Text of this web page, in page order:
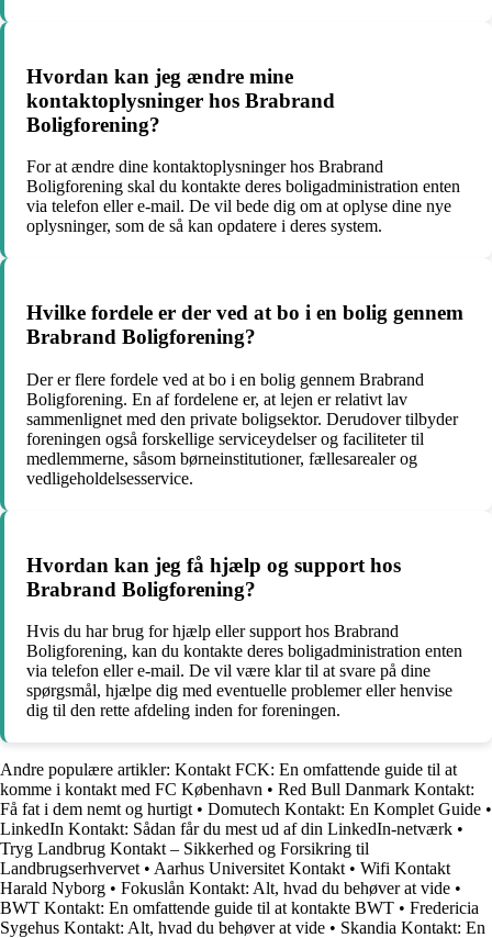
Hvordan kan jeg ændre mine
kontaktoplysninger hos Brabrand
Boligforening?
For at ændre dine kontaktoplysninger hos Brabrand
Boligforening skal du kontakte deres boligadministration enten
via telefon eller e-mail. De vil bede dig om at oplyse dine nye
oplysninger, som de så kan opdatere i deres system.
Hvilke fordele er der ved at bo i en bolig gennem
Brabrand Boligforening?
Der er flere fordele ved at bo i en bolig gennem Brabrand
Boligforening. En af fordelene er, at lejen er relativt lav
sammenlignet med den private boligsektor. Derudover tilbyder
foreningen også forskellige serviceydelser og faciliteter til
medlemmerne, såsom børneinstitutioner, fællesarealer og
vedligeholdelsesservice.
Hvordan kan jeg få hjælp og support hos
Brabrand Boligforening?
Hvis du har brug for hjælp eller support hos Brabrand
Boligforening, kan du kontakte deres boligadministration enten
via telefon eller e-mail. De vil være klar til at svare på dine
spørgsmål, hjælpe dig med eventuelle problemer eller henvise
dig til den rette afdeling inden for foreningen.
Andre populære artikler: Kontakt FCK: En omfattende guide til at
komme i kontakt med FC København • Red Bull Danmark Kontakt:
Få fat i dem nemt og hurtigt • Domutech Kontakt: En Komplet Guide •
LinkedIn Kontakt: Sådan får du mest ud af din LinkedIn-netværk •
Tryg Landbrug Kontakt – Sikkerhed og Forsikring til
Landbrugserhvervet • Aarhus Universitet Kontakt • Wifi Kontakt
Harald Nyborg • Fokuslån Kontakt: Alt, hvad du behøver at vide •
BWT Kontakt: En omfattende guide til at kontakte BWT • Fredericia
Sygehus Kontakt: Alt, hvad du behøver at vide • Skandia Kontakt: En